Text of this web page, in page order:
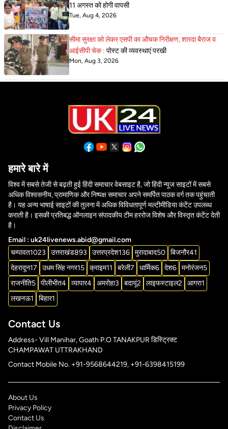
11 अगस्त को होगी वापसी
Tue, Aug 4, 2026
सीमा सुरक्षा को लेकर एसपी का औचक निरीक्षण, शारदा बैराज व
आईसीपी चेक : पोस्ट की व्यवस्थाएं परखी
Mon, Aug 3, 2026
हमारे बारे में
विश्व में सबसे तेजी से बढ़ती हुई हिंदी समाचार वेबसाइट है, जो हिंदी न्यूज साइटों में सबसे
अधिक विश्वसनीय, प्रामाणिक और निष्पक्ष समाचार अपने समर्पित पाठक वर्ग तक पहुंचाती
है। यह अन्य भाषाई साइटों की तुलना में अधिक विविधतापूर्ण मल्टीमीडिया कंटेंट उपलब्ध
कराती है। इसकी प्रतिबद्ध ऑनलाइन संपादकीय टीम हररोज विशेष और विस्तृत कंटेंट देती
है।
Email : uk24livenews.abid@gmail.com
चम्पावत1023 उत्तराखंड893 उत्तरप्रदेश136 मुरादाबाद50 बिजनौर41
देहरादून17 उधम सिंह नगर15 क्राइम11 बरेली7 धार्मिक6 देश6 मनोरंजन5
राजनीति5 पीलीभीत4 व्यापार4 अमरोहा3 बदायूं2 लाइफस्टाइल2 आगरा1
लखनऊ1 बिहार1
Contact Us
Address- Vill Manihar, Goath P.O TANAKPUR डिस्ट्रिक्ट
CHAMPAWAT UTTRAKHAND
Contact Mobile No. +91-9568644219, +91-6398415199
About Us
Privacy Policy
Contact Us